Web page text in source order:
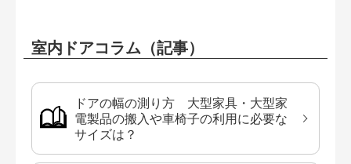
室内ドアコラム（記事）
ドアの幅の測り方 大型家具・大型家
電製品の搬入や車椅子の利用に必要な
サイズは？